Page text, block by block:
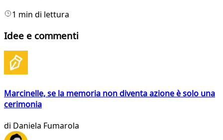
1 min di lettura
Idee e commenti
Marcinelle, se la memoria non diventa azione è solo una
cerimonia
di Daniela Fumarola